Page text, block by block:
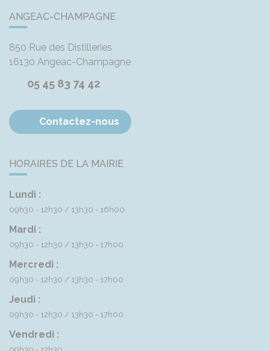
ANGEAC-CHAMPAGNE
850 Rue des Distilleries
16130 Angeac-Champagne
05 45 83 74 42
Contactez-nous
HORAIRES DE LA MAIRIE
Lundi :
09h30 - 12h30 13h30 - 16h00
Mardi :
09h30 - 12h30 13h30 - 17h00
Mercredi :
09h30 - 12h30 13h30 - 17h00
Jeudi :
09h30 - 12h30 13h30 - 17h00
Vendredi :